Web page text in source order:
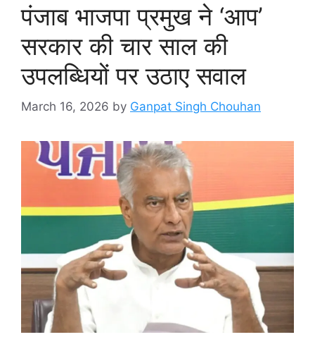
पंजाब भाजपा प्रमुख ने ‘आप’
सरकार की चार साल की
उपलब्धियों पर उठाए सवाल
March 16, 2026 by Ganpat Singh Chouhan